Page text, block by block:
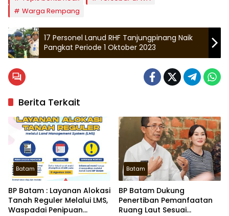
Warga Rempang
17 Personel Lanud RHF Tanjungpinang Naik
Pangkat Periode 1 Oktober 2023
Berita Terkait
Batam
BP Batam : Layanan Alokasi
Tanah Reguler Melalui LMS,
Waspadai Penipuan
Batam
BP Batam Dukung
Penertiban Pemanfaatan
Ruang Laut Sesuai